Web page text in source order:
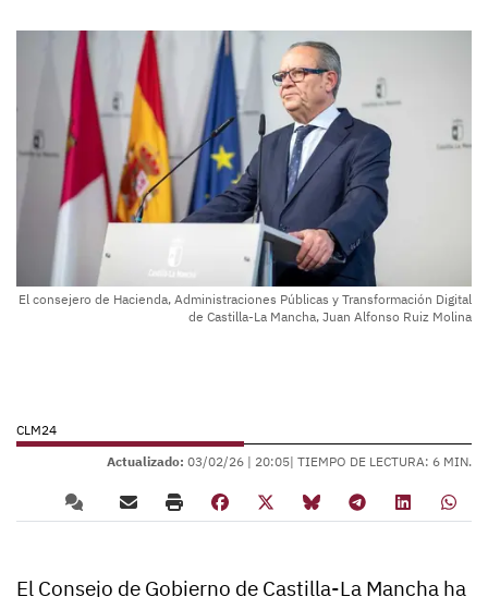
El consejero de Hacienda, Administraciones Públicas y Transformación Digital
de Castilla-La Mancha, Juan Alfonso Ruiz Molina
CLM24
Actualizado: 03/02/26 | 20:05| TIEMPO DE LECTURA: 6 MIN.
El Consejo de Gobierno de Castilla-La Mancha ha